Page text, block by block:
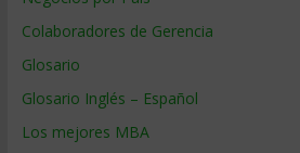
Colaboradores de Gerencia
Glosario
Glosario Inglés – Español
Los mejores MBA